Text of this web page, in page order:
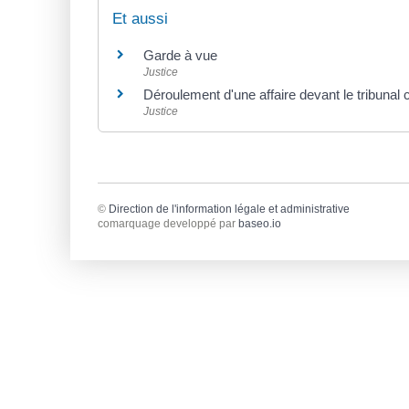
Et aussi
Garde à vue
Justice
Déroulement d'une affaire devant le tribunal
Justice
© Direction de l'information légale et administrative
comarquage developpé par baseo.io